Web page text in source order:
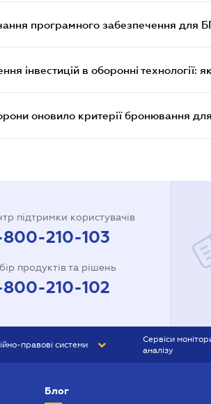
програмного забезпечення для
інвестицій в оборонні технології:
оновило критерії бронювання
підтримки користувачів
210-103
продуктів та рішень
210-102
правові системи
Сервіси
аналізу
Блог